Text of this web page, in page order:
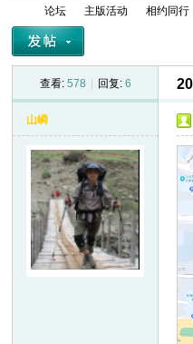
论坛
›
主版活动
›
相约同行
›
查看: 578 回复: 6
山嶙